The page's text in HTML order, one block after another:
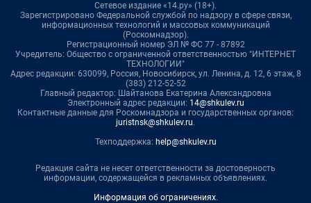
Сетевое издание «14.ру» (18+).
Зарегистрировано Федеральной службой по надзору в сфере связи,
информационных технологий и массовых коммуникаций
(Роскомнадзор).
Регистрационный номер ЭЛ № ФС 77 - 87892
Учредитель: Общество с ограниченной ответственностью "ИНТЕРНЕТ
ТЕХНОЛОГИИ"
Адрес редакции: 630099, Россия, Новосибирск, ул. Ленина, д. 12, 6 этаж, 8
(383) 212-52-52
Главный редактор: Шайтанова Екатерина Александровна
Электронный адрес редакции: 14@shkulev.ru
Контактные данные для Роскомнадзора и государственных органов:
juristnsk@shkulev.ru.
Техподдержка: help@shkulev.ru
Редакция сайта не несет ответственности за достоверность
информации, содержащейся в рекламных объявлениях.
Информация об ограничениях.